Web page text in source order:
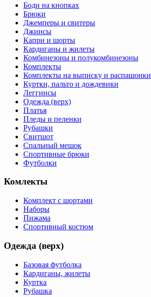
Боди на кнопках
Брюки
Джемперы и свитеры
Джинсы
Капри и шорты
Кардиганы и жилеты
Комбинезоны и полукомбинезоны
Комплекты
Комплекты на выписку и распашонки
Куртки, пальто и дождевики
Леггинсы
Одежда (верх)
Платья
Пледы и пеленки
Рубашки
Свитшот
Спальный мешок
Спортивные брюки
Футболки
Комлекты
Комплект с шортами
Наборы
Пижама
Спортивный костюм
Одежда (верх)
Базовая футболка
Кардиганы, жилеты
Куртка
Рубашка